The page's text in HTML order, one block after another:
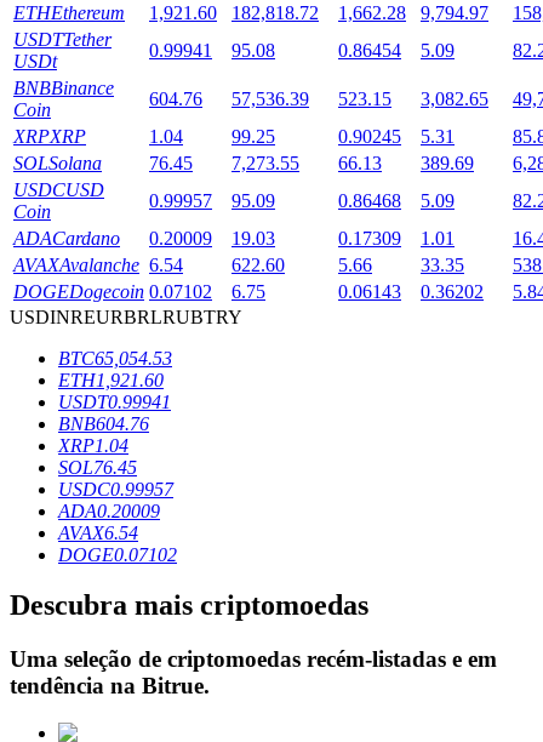
Staking flexível para ganhar tokens populares.
Bloqueios de BTR
Investimentos exclusivos para titulares de BTR
Empréstimos
Serviço de empréstimo apoiado por criptografia
ETHEthereum 1,921.60 182,818.72 1,662.28 9,794.97
USDTTether
USDt
0.99941 95.08 0.86454 5.09
BNBBinance
Coin
604.76 57,536.39 523.15 3,082.65
XRPXRP 1.04 99.25 0.90245 5.31
SOLSolana 76.45 7,273.55 66.13 389.69
USDCUSD
Coin
0.99957 95.09 0.86468 5.09
ADACardano 0.20009 19.03 0.17309 1.01
AVAXAvalanche 6.54 622.60 5.66 33.35
DOGEDogecoin 0.07102 6.75 0.06143 0.36202
USDINREURBRLRUBTRY
BTC65,054.53
ETH1,921.60
USDT0.99941
BNB604.76
XRP1.04
SOL76.45
USDC0.99957
ADA0.20009
AVAX6.54
DOGE0.07102
Descubra mais criptomoedas
Uma seleção de criptomoedas recém-listadas e em
tendência na Bitrue.